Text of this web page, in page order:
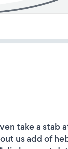
take a stab
us add of